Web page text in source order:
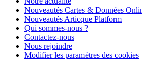
Nouveautés Cartes & Données
Nouveautés Articque Platform
Qui sommes-nous ?
Contactez-nous
Nous rejoindre
Modifier les paramètres des cookies